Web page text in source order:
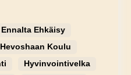
Ennalta Ehkäisy
Hevoshaan Koulu
Hyvinvointivelka